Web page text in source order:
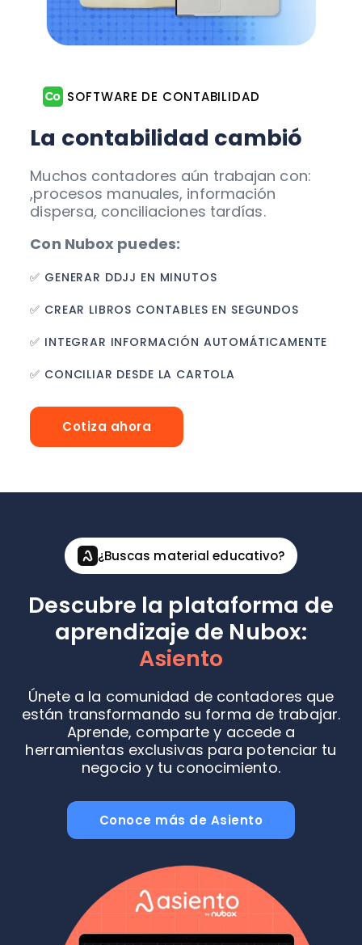
SOFTWARE DE CONTABILIDAD
La contabilidad cambió
Muchos contadores aún trabajan con:
,procesos manuales, información
dispersa, conciliaciones tardías.
Con Nubox puedes:
✅ GENERAR DDJJ EN MINUTOS
✅ CREAR LIBROS CONTABLES EN SEGUNDOS
✅ INTEGRAR INFORMACIÓN AUTOMÁTICAMENTE
✅ CONCILIAR DESDE LA CARTOLA
Cotiza ahora
¿Buscas material educativo?
Descubre la plataforma de
aprendizaje de Nubox:
Asiento
Únete a la comunidad de contadores que
están transformando su forma de trabajar.
Aprende, comparte y accede a
herramientas exclusivas para potenciar tu
negocio y tu conocimiento.
Conoce más de Asiento